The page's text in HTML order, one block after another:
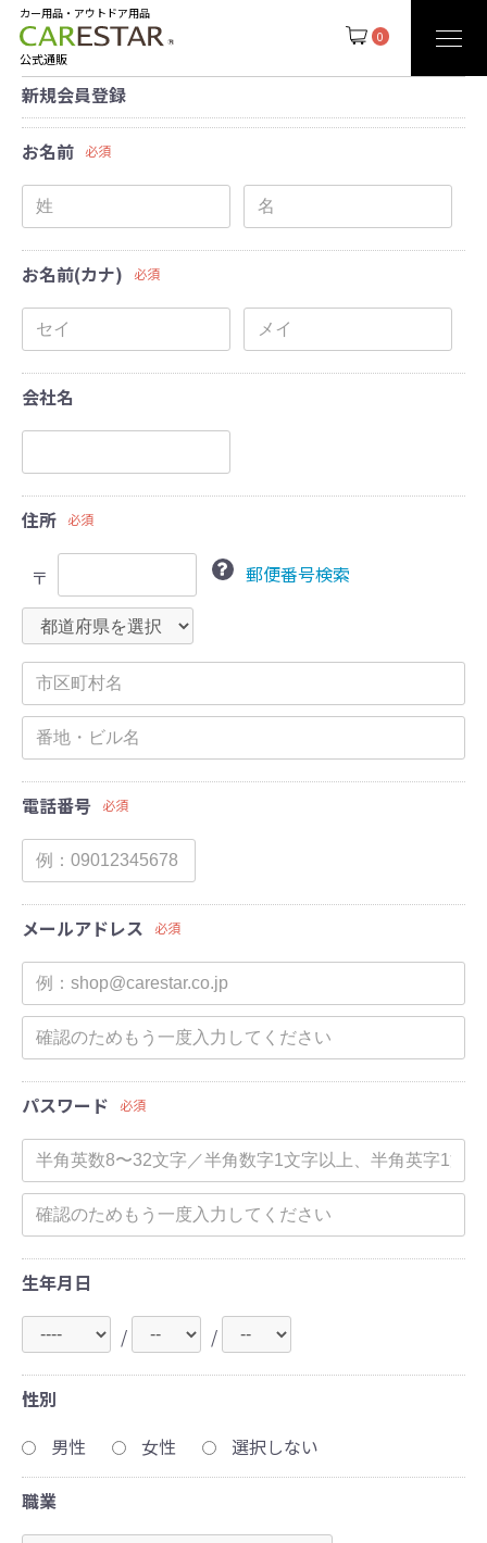
0
カー用品・アウトドア用品
公式通販
新規会員登録
お名前 必須
お名前(カナ) 必須
会社名
住所 必須
〒 郵便番号検索
電話番号 必須
メールアドレス 必須
パスワード 必須
生年月日
/ /
性別
男性
女性 選択しない
職業